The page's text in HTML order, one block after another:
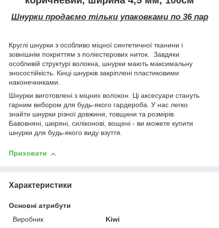
Шнурки продаємо тільки упаковками по 36 пар
Круглі шнурки з особливо міцної синтетичної тканини і
зовнішнім покриттям з поліестерових ниток. Завдяки
особливій структурі волокна, шнурки мають максимальну
зносостійкість. Кінці шнурків закріплені пластиковими
наконечниками.
Шнурки виготовлені з міцних волокон. Ці аксесуари стануть
гарним вибором для будь-якого гардероба. У нас легко
знайти шнурки різної довжини, товщини та розмірів.
Бавовняні, шкіряні, силіконові, вощені - ви можете купити
шнурки для будь-якого виду взуття.
Приховати
Характеристики
Основні атрибути
Виробник
Kiwi